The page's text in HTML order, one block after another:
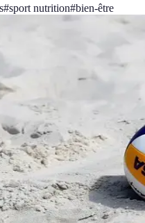
#sport nutrition#bien-être